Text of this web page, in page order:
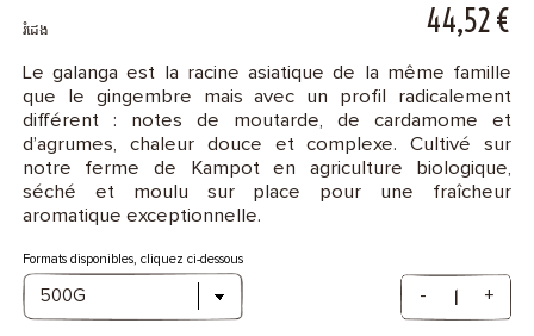
រំដេង 44,52€
Le galanga est la racine asiatique de la même famille
que le gingembre mais avec un profil radicalement
différent : notes de moutarde, de cardamome et
d’agrumes, chaleur douce et complexe. Cultivé sur
notre ferme de Kampot en agriculture biologique,
séché et moulu sur place pour une fraîcheur
aromatique exceptionnelle.
(10 avis)
Formats disponibles, cliquez ci-dessous
- +